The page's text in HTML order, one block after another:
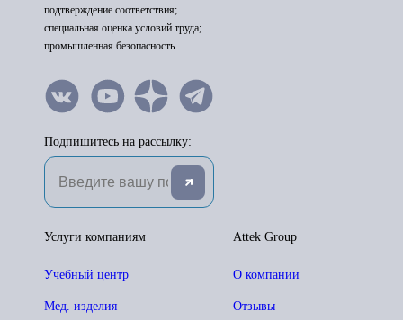
подтверждение соответствия;
специальная оценка условий труда;
промышленная безопасность.
Подпишитесь на рассылку:
Attek Group
О компании
Отзывы
Услуги компаниям
Учебный центр
Мед. изделия